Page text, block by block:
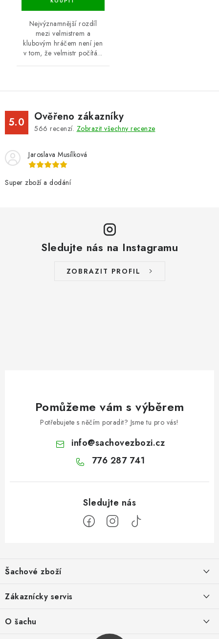
Nejvýznamnější rozdíl
mezi velmistrem a
klubovým hráčem není jen
v tom, že velmistr počítá...
5.0 Ověřeno zákazníky
566 recenzí. Zobrazit všechny recenze
Jaroslava Musílková
Super zboží a dodání
Sledujte nás na Instagramu
ZOBRAZIT PROFIL
Pomůžeme vám s výběrem
Potřebujete s něčím poradit? Jsme tu pro vás!
info@sachovezbozi.cz
776 287 741
á
p
a
Šachové zboží
Zákaznícky servis
Výhody nákupu u nás
O šachu